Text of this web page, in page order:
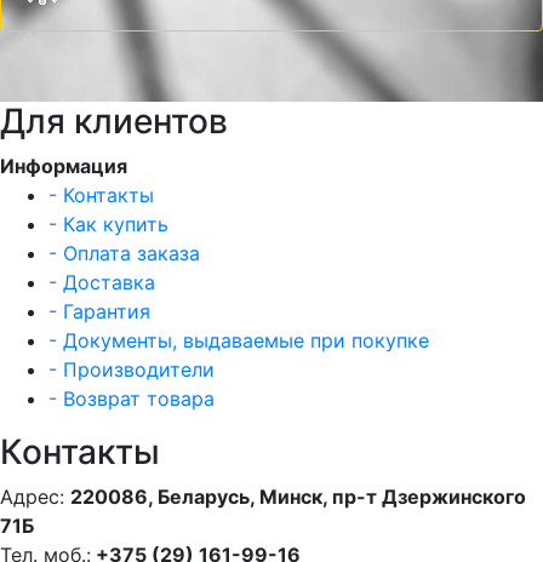
Для клиентов
Информация
- Контакты
- Как купить
- Оплата заказа
- Доставка
- Гарантия
- Документы, выдаваемые при покупке
- Производители
- Возврат товара
Контакты
Адрес: 220086, Беларусь, Минск, пр-т Дзержинского
71Б
Тел. моб.: +375 (29) 161-99-16